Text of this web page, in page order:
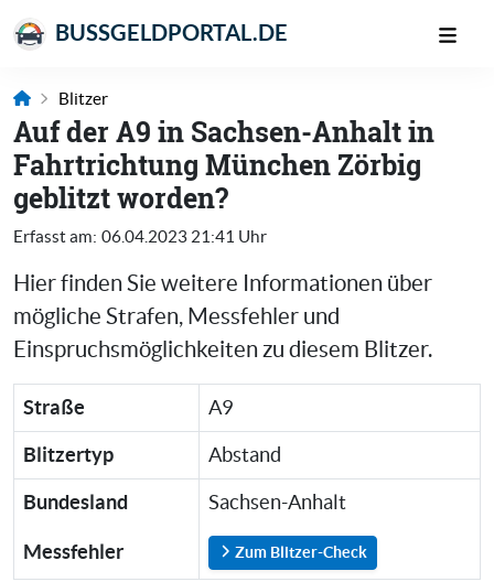
BUSSGELDPORTAL.DE
Blitzer
Auf der A9 in Sachsen-Anhalt in
Fahrtrichtung München Zörbig
geblitzt worden?
Erfasst am: 06.04.2023 21:41 Uhr
Hier finden Sie weitere Informationen über
mögliche Strafen, Messfehler und
Einspruchsmöglichkeiten zu diesem Blitzer.
Straße A9
Blitzertyp Abstand
Bundesland Sachsen-Anhalt
Messfehler Zum Blitzer-Check